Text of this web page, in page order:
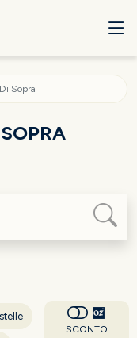
Sopra
SCONTO